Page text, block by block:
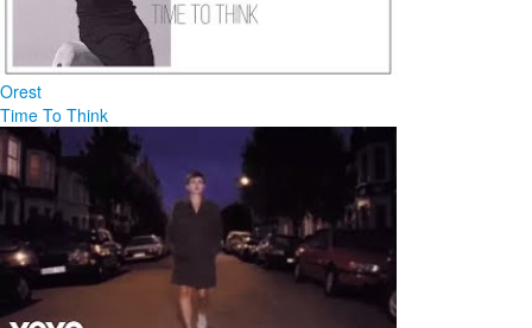
Orest
Time To Think